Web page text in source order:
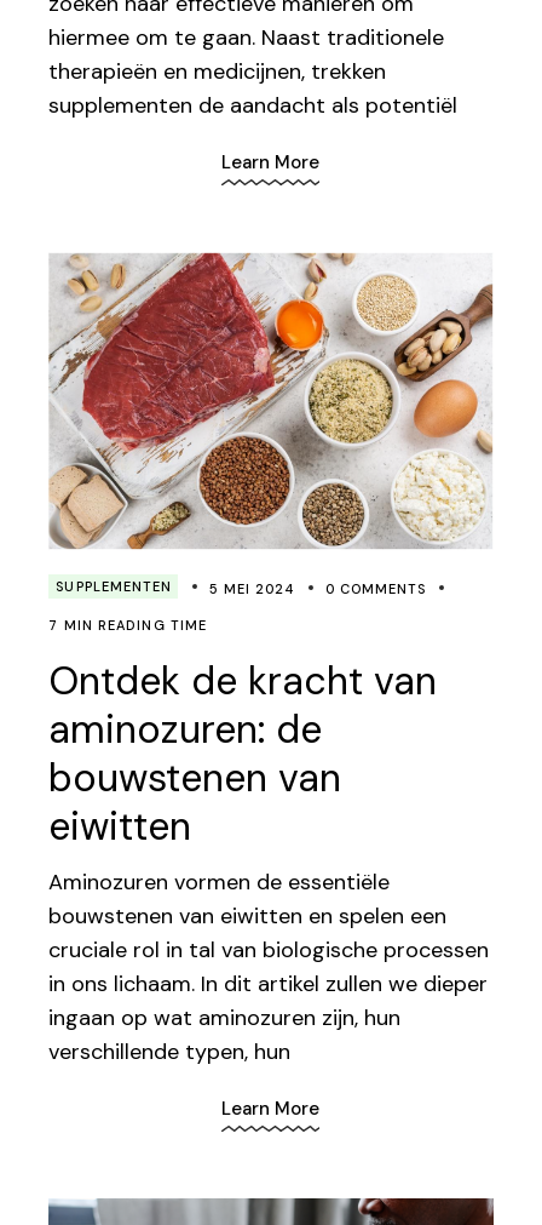
hiermee om te gaan. Naast traditionele
therapieën en medicijnen, trekken
supplementen de aandacht als potentiël
Learn More
SUPPLEMENTEN 5 MEI 2024 0 COMMENTS
7 MIN READING TIME
Ontdek de kracht van
aminozuren: de
bouwstenen van
eiwitten
Aminozuren vormen de essentiële
bouwstenen van eiwitten en spelen een
cruciale rol in tal van biologische processen
in ons lichaam. In dit artikel zullen we dieper
ingaan op wat aminozuren zijn, hun
verschillende typen, hun
Learn More